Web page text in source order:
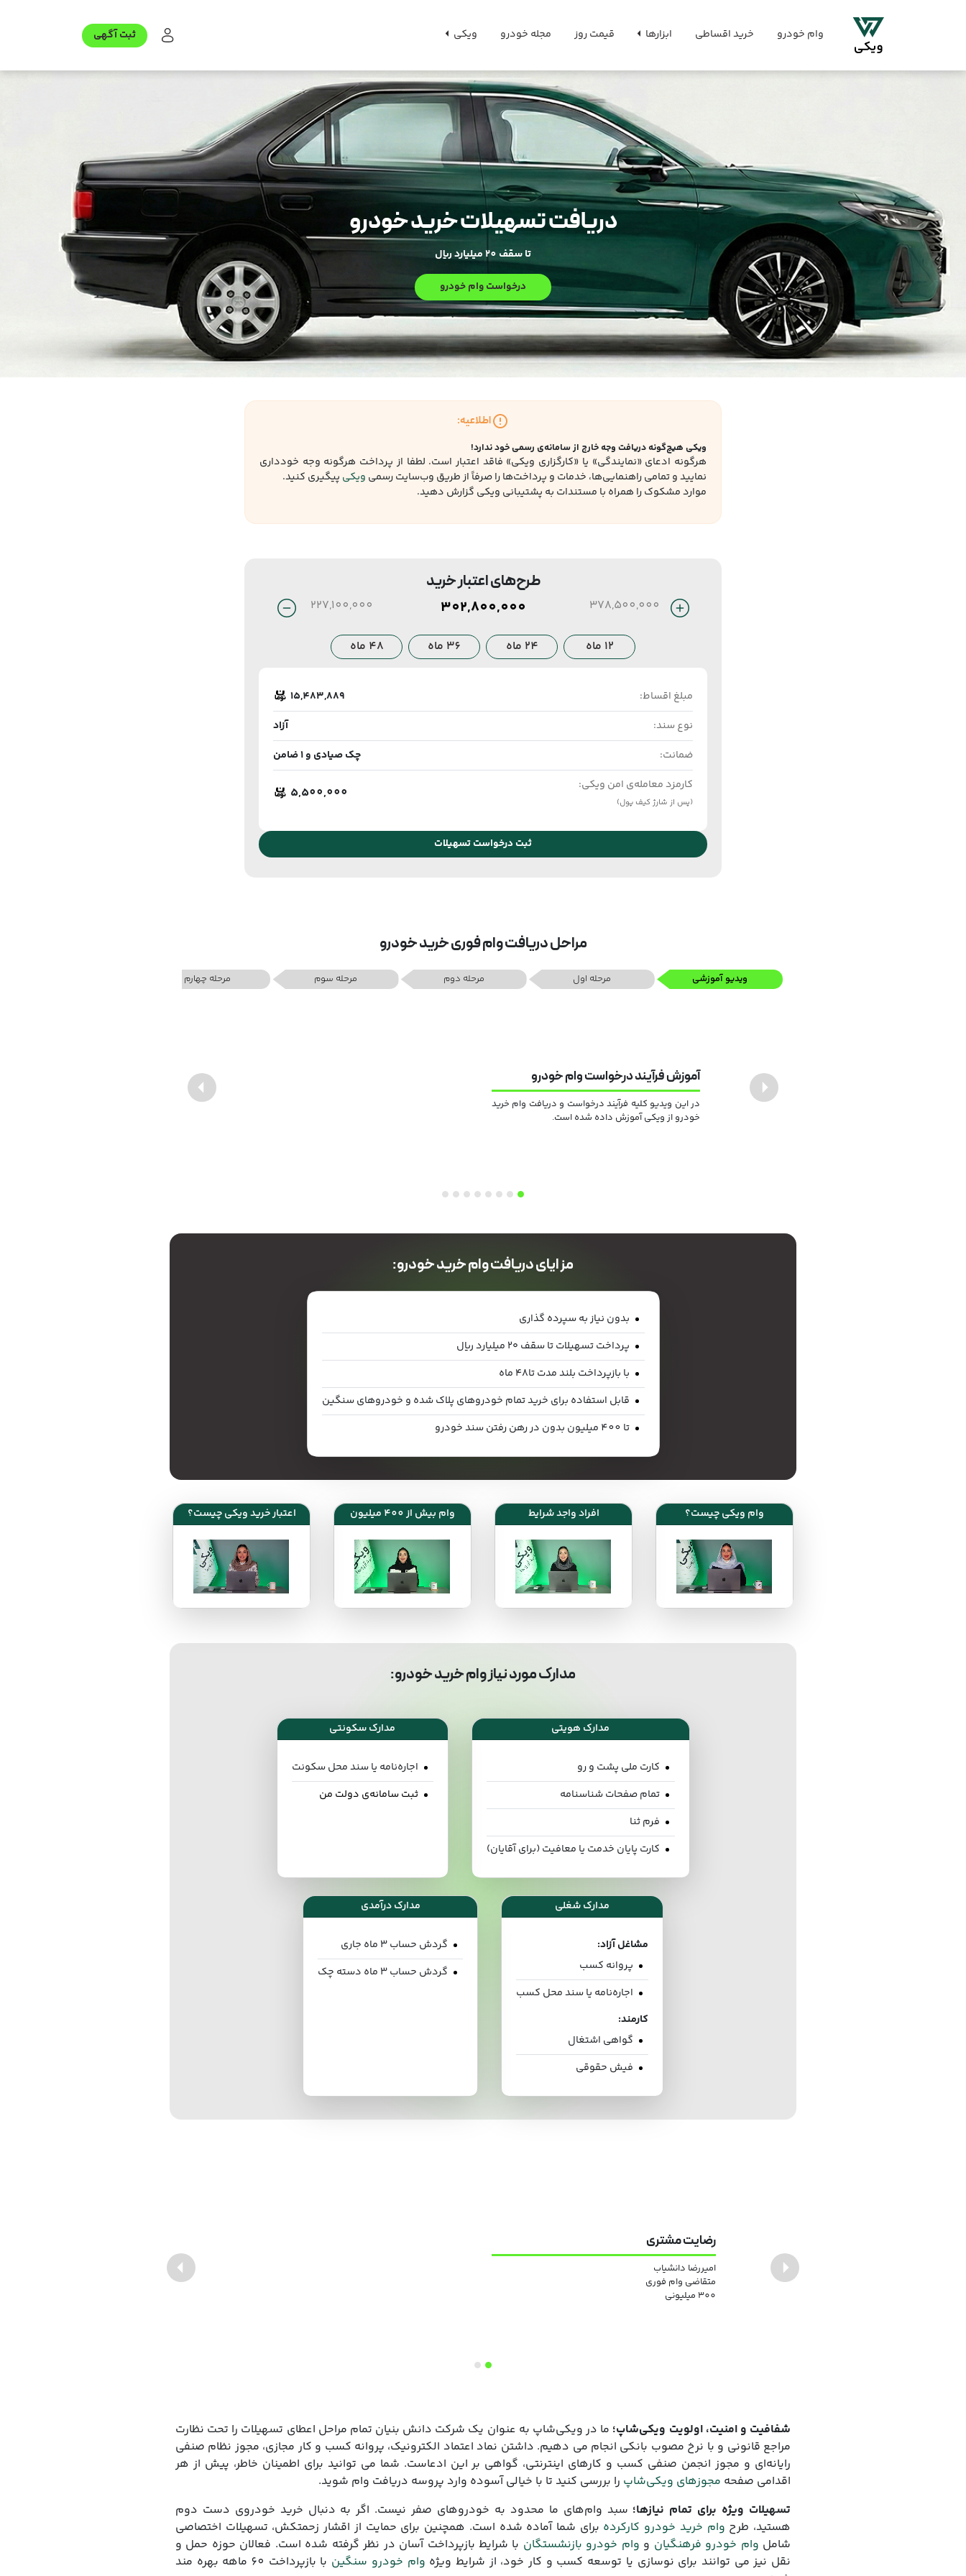
وام خودرو خرید اقساطی ابزارها قیمت روز مجله خودرو ویکی ثبت آگهی
دریافت تسهیلات خرید خودرو
تا سقف 20 میلیارد ریال
درخواست وام خودرو
اطلاعیه:
ویکی هیچ‌گونه دریافت وجه خارج از سامانه‌ی رسمی خود ندارد!
هرگونه ادعای «نمایندگی» یا «کارگزاری ویکی» فاقد اعتبار است. لطفا از پرداخت هرگونه وجه خودداری
نمایید و تمامی راهنمایی‌ها، خدمات و پرداخت‌ها را صرفاً از طریق وب‌سایت رسمی ویکی پیگیری کنید.
موارد مشکوک را همراه با مستندات به پشتیبانی ویکی گزارش دهید.
طرح‌های اعتبار خرید
227,100,000 302,800,000 378,500,000
12 ماه 24 ماه 36 ماه 48 ماه
مبلغ اقساط:
15,483,889
نوع سند:
آزاد
ضمانت:
چک صیادی و ۱ ضامن
کارمزد معامله‌ی امن ویکی:
(پس از شارژ کیف پول)
5,500,000
ثبت درخواست تسهیلات
مراحل دریافت وام فوری خرید خودرو
ویدیو آموزشی مرحله اول مرحله دوم مرحله سوم مرحله چهارم
آموزش فرآیند درخواست وام خودرو
در این ویدیو کلیه فرآیند درخواست و دریافت وام خرید
خودرو از ویکی آموزش داده شده است.
Previous
Next
مزایای دریافت وام خرید خودرو:
بدون نیاز به سپرده گذاری
پرداخت تسهیلات تا سقف ۲۰ میلیارد ریال
با بازپرداخت بلند مدت تا۴۸ ماه
قابل استفاده برای خرید تمام خودروهای پلاک شده و خودروهای سنگین
تا 400 میلیون بدون در رهن رفتن سند خودرو
وام ویکی چیست؟ افراد واجد شرایط وام بیش از 400 میلیون اعتبار خرید ویکی چیست؟
مدارک مورد نیاز وام خرید خودرو:
مدارک هویتی
کارت ملی پشت و رو
تمام صفحات شناسنامه
فرم ثنا
کارت پایان خدمت یا معافیت (برای آقایان)
مدارک سکونتی
اجاره‌نامه یا سند محل سکونت
ثبت سامانه‌ی دولت من
مدارک شغلی
مشاغل آزاد:
پروانه کسب
اجاره‌نامه یا سند محل کسب
کارمند:
گواهی اشتغال
فیش حقوقی
مدارک درآمدی
گردش حساب ۳ ماه جاری
گردش حساب ۳ ماه دسته چک
رضایت مشتری
امیررضا دانشیاب
متقاضی وام فوری
300 میلیونی
Previous
Next
شفافیت و امنیت، اولویت ویکی‌شاپ؛ ما در ویکی‌شاپ به عنوان یک شرکت دانش ‌بنیان تمام مراحل اعطای تسهیلات را تحت نظارت
مراجع قانونی و با نرخ مصوب بانکی انجام می دهیم. داشتن نماد اعتماد الکترونیک، پروانه کسب ‌و کار مجازی، مجوز نظام صنفی
رایانه‌ای و مجوز انجمن صنفی کسب و کارهای اینترنتی، گواهی بر این ادعاست. شما می‌ توانید برای اطمینان خاطر، پیش از هر
اقدامی صفحه مجوزهای ویکی‌شاپ را بررسی کنید تا با خیالی آسوده وارد پروسه دریافت وام شوید.
تسهیلات ویژه برای تمام نیازها؛ سبد وام‌های ما محدود به خودروهای صفر نیست. اگر به دنبال خرید خودروی دست ‌دوم
هستید، طرح وام خرید خودرو کارکرده برای شما آماده شده است. همچنین برای حمایت از اقشار زحمتکش، تسهیلات اختصاصی
شامل وام خودرو فرهنگیان و وام خودرو بازنشستگان با شرایط بازپرداخت آسان در نظر گرفته شده است. فعالان حوزه حمل‌ و
نقل نیز می ‌توانند برای نوسازی یا توسعه کسب ‌و کار خود، از شرایط ویژه وام خودرو سنگین
با بازپرداخت 60 ماهه بهره‌ مند